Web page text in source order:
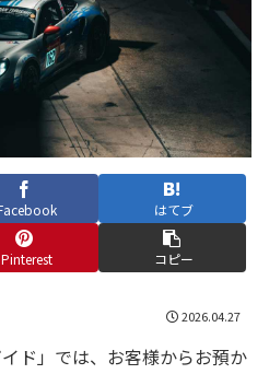
はてブ
Pinterest コピー
2026.04.27
ド」では、お客様からお預か